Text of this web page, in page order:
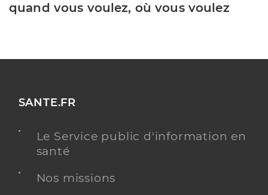
quand vous voulez, où vous voulez
SANTE.FR
Le Service public d'information en
santé
Nos missions